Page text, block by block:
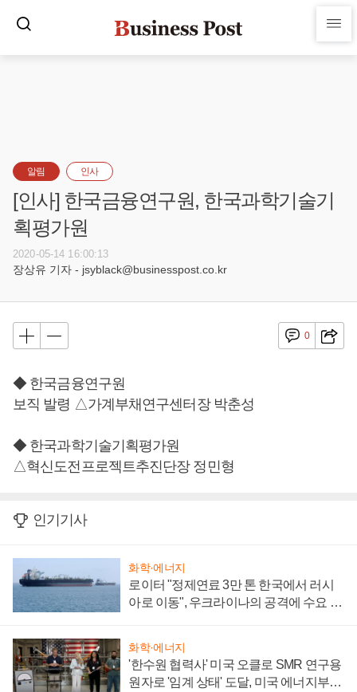
알림 인사
[인사] 한국금융연구원, 한국과학기술기
획평가원
2020-05-14 16:00:13
장상유 기자 - jsyblack@businesspost.co.kr
0
◆ 한국금융연구원
보직 발령 △가계부채연구센터장 박춘성
◆ 한국과학기술기획평가원
△혁신도전프로젝트추진단장 정민형
인기기사
화학·에너지
로이터 "정제연료 3만 톤 한국에서 러시
아로 이동", 우크라이나의 공격에 수요 늘
화학·에너지
'한수원 협력사' 미국 오클로 SMR 연구용
원자로 '임계 상태' 도달, 미국 에너지부